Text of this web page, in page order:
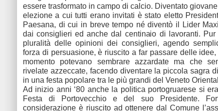
essere trasformato in campo di calcio. Diventato
elezione a cui tutti erano invitati è stato eletto
Paesana, di cui in breve tempo né diventò il Lider
dai consiglieri ed anche dal centinaio di lavoranti. Pur
pluralità delle opinioni dei consiglieri, agendo
forza di persuasione, è riuscito a far passare delle
momento potevano sembrare azzardate ma che
rivelate azzeccate, facendo diventare la piccola sagra
in una festa popolare tra le più grandi del Veneto
Ad inizio anni ‘80 anche la politica portogruarese si
Festa di Portovecchio e del suo Presidente.
considerazione è riuscito ad ottenere dal Comune